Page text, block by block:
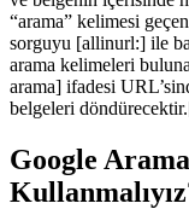
“arama” kelimesi
sorguyu [allinurl:] ile
arama kelimeleri
arama] ifadesi
belgeleri
Google